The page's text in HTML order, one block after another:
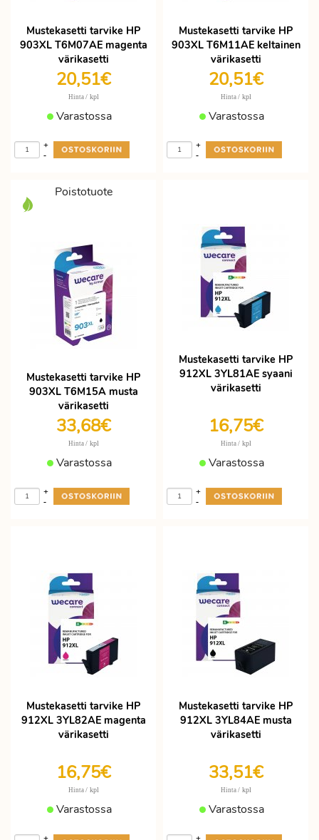
Mustekasetti tarvike HP
903XL T6M07AE magenta
värikasetti
20,51€
Hinta / kpl
Varastossa
-
+
Mustekasetti tarvike HP
903XL T6M11AE keltainen
värikasetti
20,51€
Hinta / kpl
Varastossa
-
+
Poistotuote
Mustekasetti tarvike HP
903XL T6M15A musta
värikasetti
33,68€
Hinta / kpl
Varastossa
-
+
Mustekasetti tarvike HP
912XL 3YL81AE syaani
värikasetti
16,75€
Hinta / kpl
Varastossa
-
+
Mustekasetti tarvike HP
912XL 3YL82AE magenta
värikasetti
16,75€
Hinta / kpl
Varastossa
Mustekasetti tarvike HP
912XL 3YL84AE musta
värikasetti
33,51€
Hinta / kpl
Varastossa